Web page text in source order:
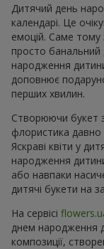
Дитячий день
календарі. Це
емоцій. Саме
просто банальний
народження
доповнює
перших хвилин.
Створюючи букет
флористика давно
Яскраві квіти у
народження
або навпаки
дитячі букети на
На сервісі
днем народження
композиції,